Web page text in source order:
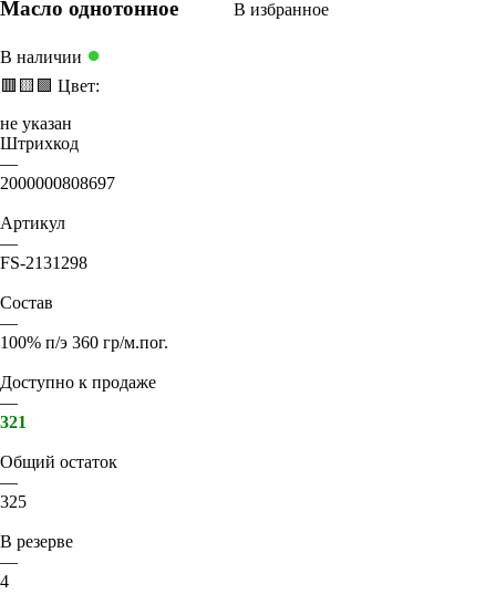
Масло однотонное В избранное
В наличии ●
🟥 🟨 🟩 Цвет:
не указан
Штрихкод
—
2000000808697
Артикул
—
FS-2131298
Состав
—
100% п/э 360 гр/м.пог.
Доступно к продаже
—
321
Общий остаток
—
325
В резерве
—
4